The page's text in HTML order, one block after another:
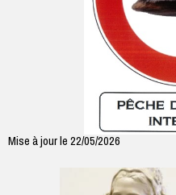
Mise à jour le 22/05/2026